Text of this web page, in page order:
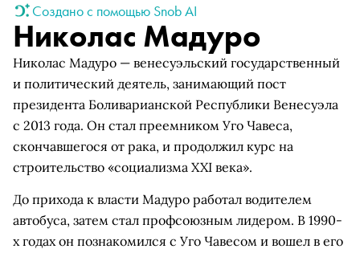
Создано с помощью Snob AI
Николас Мадуро
Николас Мадуро — венесуэльский государственный
и политический деятель, занимающий пост
президента Боливарианской Республики Венесуэла
с 2013 года. Он стал преемником Уго Чавеса,
скончавшегося от рака, и продолжил курс на
строительство «социализма XXI века».
До прихода к власти Мадуро работал водителем
автобуса, затем стал профсоюзным лидером. В 1990-
х годах он познакомился с Уго Чавесом и вошел в его